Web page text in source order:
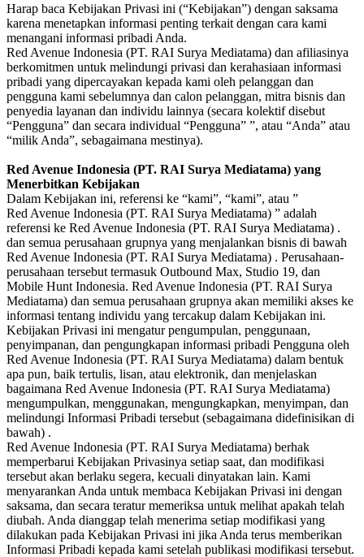
Harap baca Kebijakan Privasi ini (“Kebijakan”) dengan saksama
karena menetapkan informasi penting terkait dengan cara kami
menangani informasi pribadi Anda.
Red Avenue Indonesia (PT. RAI Surya Mediatama) dan afiliasinya
berkomitmen untuk melindungi privasi dan kerahasiaan informasi
pribadi yang dipercayakan kepada kami oleh pelanggan dan
pengguna kami sebelumnya dan calon pelanggan, mitra bisnis dan
penyedia layanan dan individu lainnya (secara kolektif disebut
“Pengguna” dan secara individual “Pengguna” ”, atau “Anda” atau
“milik Anda”, sebagaimana mestinya).
Red Avenue Indonesia (PT. RAI Surya Mediatama) yang
Menerbitkan Kebijakan
Dalam Kebijakan ini, referensi ke “kami”, “kami”, atau ”
Red Avenue Indonesia (PT. RAI Surya Mediatama) ” adalah
referensi ke Red Avenue Indonesia (PT. RAI Surya Mediatama) .
dan semua perusahaan grupnya yang menjalankan bisnis di bawah
Red Avenue Indonesia (PT. RAI Surya Mediatama) . Perusahaan-
perusahaan tersebut termasuk Outbound Max, Studio 19, dan
Mobile Hunt Indonesia. Red Avenue Indonesia (PT. RAI Surya
Mediatama) dan semua perusahaan grupnya akan memiliki akses ke
informasi tentang individu yang tercakup dalam Kebijakan ini.
Kebijakan Privasi ini mengatur pengumpulan, penggunaan,
penyimpanan, dan pengungkapan informasi pribadi Pengguna oleh
Red Avenue Indonesia (PT. RAI Surya Mediatama) dalam bentuk
apa pun, baik tertulis, lisan, atau elektronik, dan menjelaskan
bagaimana Red Avenue Indonesia (PT. RAI Surya Mediatama)
mengumpulkan, menggunakan, mengungkapkan, menyimpan, dan
melindungi Informasi Pribadi tersebut (sebagaimana didefinisikan di
bawah) .
Red Avenue Indonesia (PT. RAI Surya Mediatama) berhak
memperbarui Kebijakan Privasinya setiap saat, dan modifikasi
tersebut akan berlaku segera, kecuali dinyatakan lain. Kami
menyarankan Anda untuk membaca Kebijakan Privasi ini dengan
saksama, dan secara teratur memeriksa untuk melihat apakah telah
diubah. Anda dianggap telah menerima setiap modifikasi yang
dilakukan pada Kebijakan Privasi ini jika Anda terus memberikan
Informasi Pribadi kepada kami setelah publikasi modifikasi tersebut.